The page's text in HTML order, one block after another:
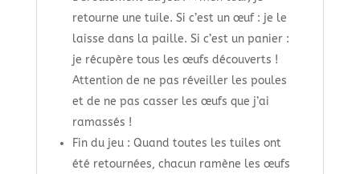
retourne une tuile. Si c’est un œuf : je le
laisse dans la paille. Si c’est un panier :
je récupère tous les œufs découverts !
Attention de ne pas réveiller les poules
et de ne pas casser les œufs que j’ai
ramassés !
Fin du jeu : Quand toutes les tuiles ont
été retournées, chacun ramène les œufs